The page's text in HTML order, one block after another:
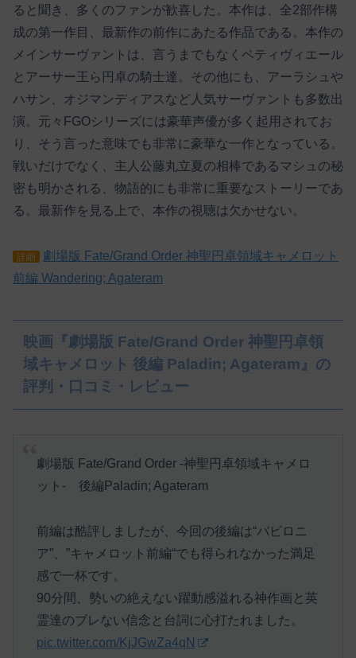
ると聞き、多くのファンが歓喜した。本作は、全2部作構
成の第一作目、最新作の前作にあたる作品である。本作の
メインサーヴァントは、言うまでもなくベティヴィエール
とアーサー王ら円卓の騎士達。その他にも、アーラシュや
ハサン、オジマンディアスなど人気サーヴァントも多数出
演。元々FGOシリーズには豪華声優が多く起用されてお
り、そう言った意味でも非常に豪華な一作となっている。
戦いだけでなく、主人公藤丸立夏の相棒であるマシュの秘
密も明かされる、物語的にも非常に重要なストーリーであ
る。最新作を見る上で、本作の視聴は欠かせない。
詳細
劇場版 Fate/Grand Order 神聖円卓領域キャメロット
前編 Wandering; Agateram
映画『劇場版 Fate/Grand Order 神聖円卓領
域キャメロット 後編 Paladin; Agateram』の
評判・口コミ・レビュー
劇場版 Fate/Grand Order -神聖円卓領域キャメロ
ット- 後編Paladin; Agateram
前編は酷評しましたが、今回の後編は“バビロニ
ア”、”キャメロット前編“でも得られなかった満足
感で一杯です。
90分間、勢いの絶えない躍動感溢れる神作画と英
霊達のブレない信念と台詞に心打たれました。
pic.twitter.com/KjJGwZa4qN